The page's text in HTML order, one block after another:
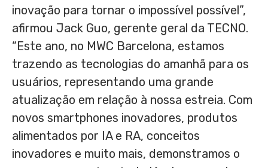
inovação para tornar o impossível possível”,
afirmou Jack Guo, gerente geral da TECNO.
“Este ano, no MWC Barcelona, estamos
trazendo as tecnologias do amanhã para os
usuários, representando uma grande
atualização em relação à nossa estreia. Com
novos smartphones inovadores, produtos
alimentados por IA e RA, conceitos
inovadores e muito mais, demonstramos o